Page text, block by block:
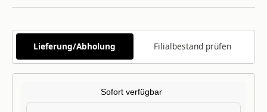
Lieferung/Abholung Filialbestand prüfen
Sofort verfügbar